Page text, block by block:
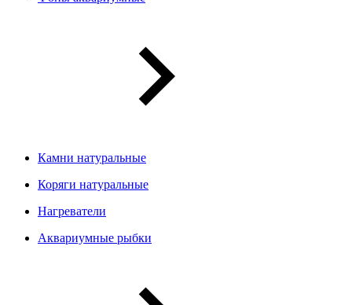
Камни натуральные
Коряги натуральные
Нагреватели
Аквариумные рыбки